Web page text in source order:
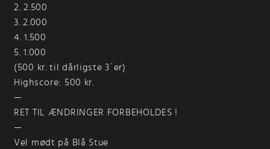
2. 2.500
3. 2.000
4. 1.500
5. 1.000
(500 kr. til dårligste 3´er)
Highscore: 500 kr.
—
RET TIL ÆNDRINGER FORBEHOLDES !
—
Vel mødt på Blå Stue